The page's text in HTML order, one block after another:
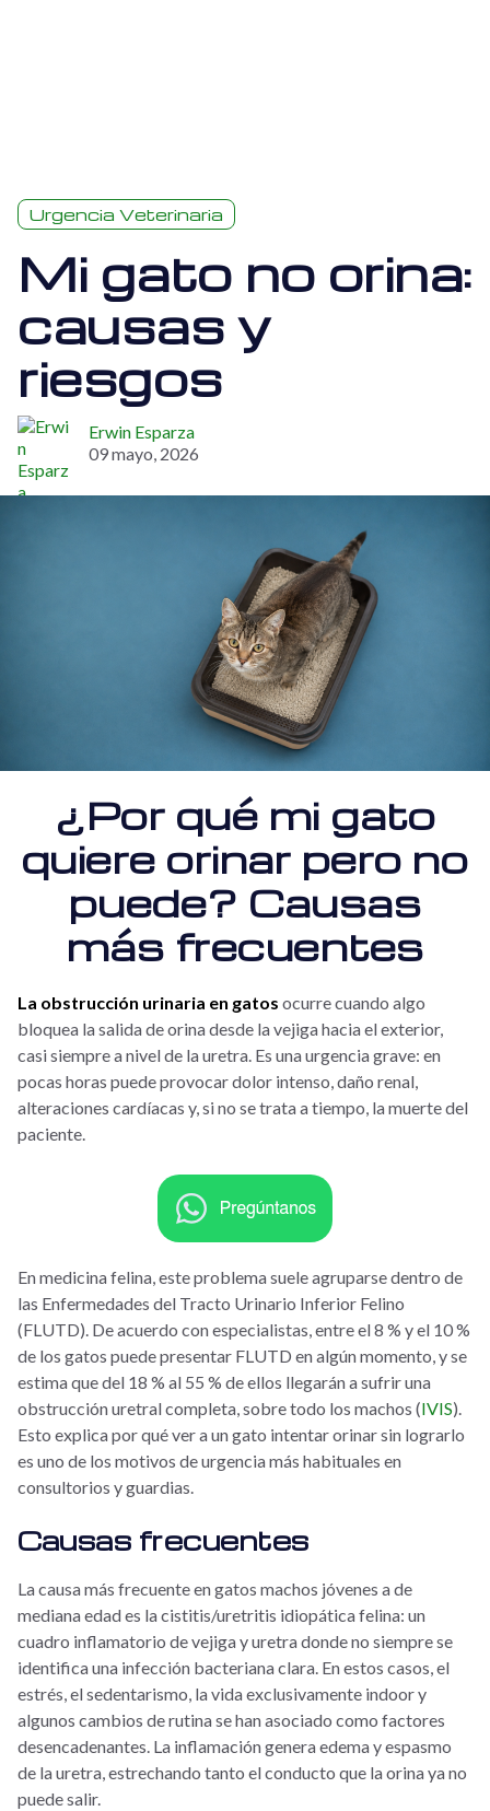
Urgencia Veterinaria
Mi gato no orina:
causas y
riesgos
Erwin Esparza
09 mayo, 2026
¿Por qué mi gato
quiere orinar pero no
puede? Causas
más frecuentes
La obstrucción urinaria en gatos ocurre cuando algo
bloquea la salida de orina desde la vejiga hacia el exterior,
casi siempre a nivel de la uretra. Es una urgencia grave: en
pocas horas puede provocar dolor intenso, daño renal,
alteraciones cardíacas y, si no se trata a tiempo, la muerte del
paciente.
En medicina felina, este problema suele agruparse dentro de
las Enfermedades del Tracto Urinario Inferior Felino
(FLUTD). De acuerdo con especialistas, entre el 8 % y el 10 %
de los gatos puede presentar FLUTD en algún momento, y se
estima que del 18 % al 55 % de ellos llegarán a sufrir una
obstrucción uretral completa, sobre todo los machos (IVIS).
Esto explica por qué ver a un gato intentar orinar sin lograrlo
es uno de los motivos de urgencia más habituales en
consultorios y guardias.
Causas frecuentes
La causa más frecuente en gatos machos jóvenes a de
mediana edad es la cistitis/uretritis idiopática felina: un
cuadro inflamatorio de vejiga y uretra donde no siempre se
identifica una infección bacteriana clara. En estos casos, el
estrés, el sedentarismo, la vida exclusivamente indoor y
algunos cambios de rutina se han asociado como factores
desencadenantes. La inflamación genera edema y espasmo
de la uretra, estrechando tanto el conducto que la orina ya no
puede salir.